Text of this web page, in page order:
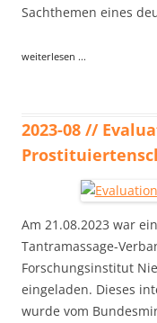
Sachthemen eines
weiterlesen ...
2023-08 //
Am 21.08.2023 war
Tantramassage-
Forschungsinstitut
eingeladen. Dieses
wurde vom